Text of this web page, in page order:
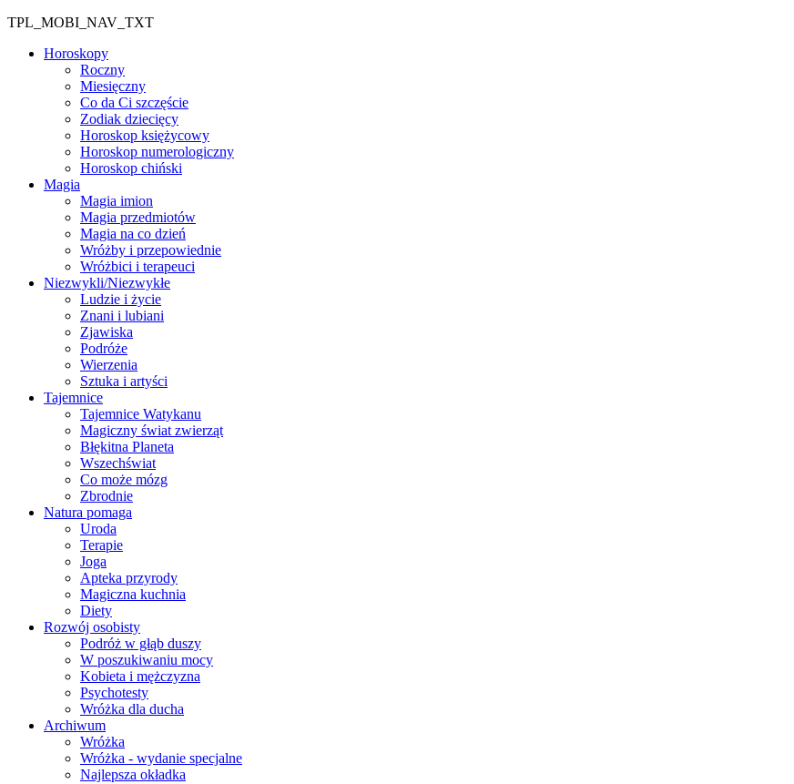
TPL_MOBI_NAV_TXT
Horoskopy
Roczny
Miesięczny
Co da Ci szczęście
Zodiak dziecięcy
Horoskop księżycowy
Horoskop numerologiczny
Horoskop chiński
Magia
Magia imion
Magia przedmiotów
Magia na co dzień
Wróżby i przepowiednie
Wróżbici i terapeuci
Niezwykli/Niezwykłe
Ludzie i życie
Znani i lubiani
Zjawiska
Podróże
Wierzenia
Sztuka i artyści
Tajemnice
Tajemnice Watykanu
Magiczny świat zwierząt
Błękitna Planeta
Wszechświat
Co może mózg
Zbrodnie
Natura pomaga
Uroda
Terapie
Joga
Apteka przyrody
Magiczna kuchnia
Diety
Rozwój osobisty
Podróż w głąb duszy
W poszukiwaniu mocy
Kobieta i mężczyzna
Psychotesty
Wróżka dla ducha
Archiwum
Wróżka
Wróżka - wydanie specjalne
Najlepsza okładka